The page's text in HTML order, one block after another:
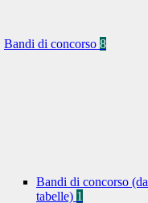
Bandi di concorso 8
Bandi di concorso
tabelle) 1